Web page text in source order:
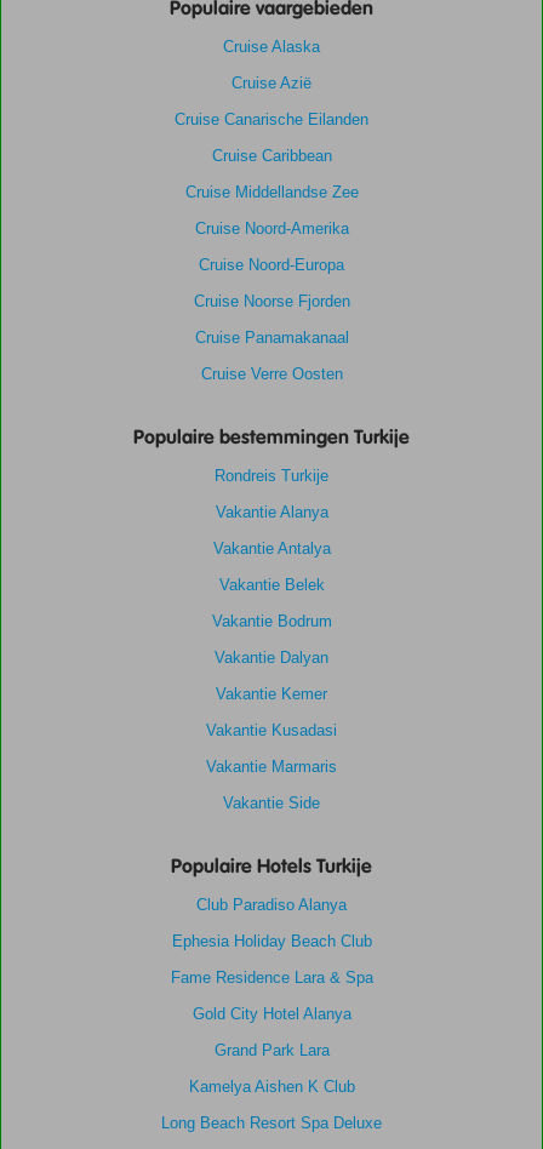
Populaire vaargebieden
Cruise Alaska
Cruise Azië
Cruise Canarische Eilanden
Cruise Caribbean
Cruise Middellandse Zee
Cruise Noord-Amerika
Cruise Noord-Europa
Cruise Noorse Fjorden
Cruise Panamakanaal
Cruise Verre Oosten
Populaire bestemmingen Turkije
Rondreis Turkije
Vakantie Alanya
Vakantie Antalya
Vakantie Belek
Vakantie Bodrum
Vakantie Dalyan
Vakantie Kemer
Vakantie Kusadasi
Vakantie Marmaris
Vakantie Side
Populaire Hotels Turkije
Club Paradiso Alanya
Ephesia Holiday Beach Club
Fame Residence Lara & Spa
Gold City Hotel Alanya
Grand Park Lara
Kamelya Aishen K Club
Long Beach Resort Spa Deluxe